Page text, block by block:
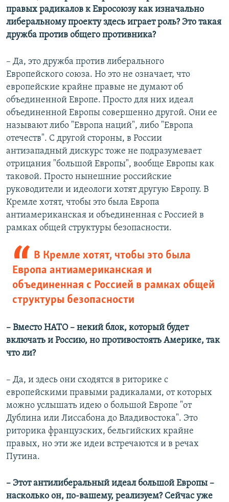
правых радикалов к Евросоюзу как изначально
либеральному проекту здесь играет роль? Это такая
дружба против общего противника?
– Да, это дружба против либерального
Европейского союза. Но это не означает, что
европейские крайне правые не думают об
объединенной Европе. Просто для них идеал
объединенной Европы совершенно другой. Они ее
называют либо "Европа наций", либо "Европа
отечеств". С другой стороны, в России
антизападный дискурс тоже не подразумевает
отрицания "большой Европы", вообще Европы как
таковой. Просто нынешние российские
руководители и идеологи хотят другую Европу. В
Кремле хотят, чтобы это была Европа
антиамериканская и объединенная с Россией в
рамках общей структуры безопасности.
В Кремле хотят, чтобы это была
Европа антиамериканская и
объединенная с Россией в рамках общей
структуры безопасности
– Вместо НАТО – некий блок, который будет
включать и Россию, но противостоять Америке, так
что ли?
– Да, и здесь они сходятся в риторике с
европейскими правыми радикалами, от которых
можно услышать идею о большой Европе "от
Дублина или Лиссабона до Владивостока". Это
риторика французских, бельгийских крайне
правых, но эти же идеи встречаются и в речах
Путина.
– Этот антилиберальный идеал большой Европы –
насколько он, по-вашему, реализуем? Сейчас уже